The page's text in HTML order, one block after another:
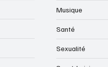
Musique
Santé
Sexualité